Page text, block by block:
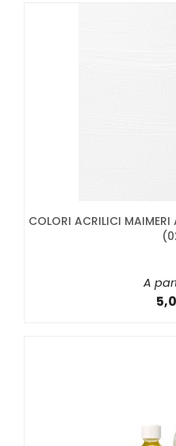
COLORI ACRILICI
A